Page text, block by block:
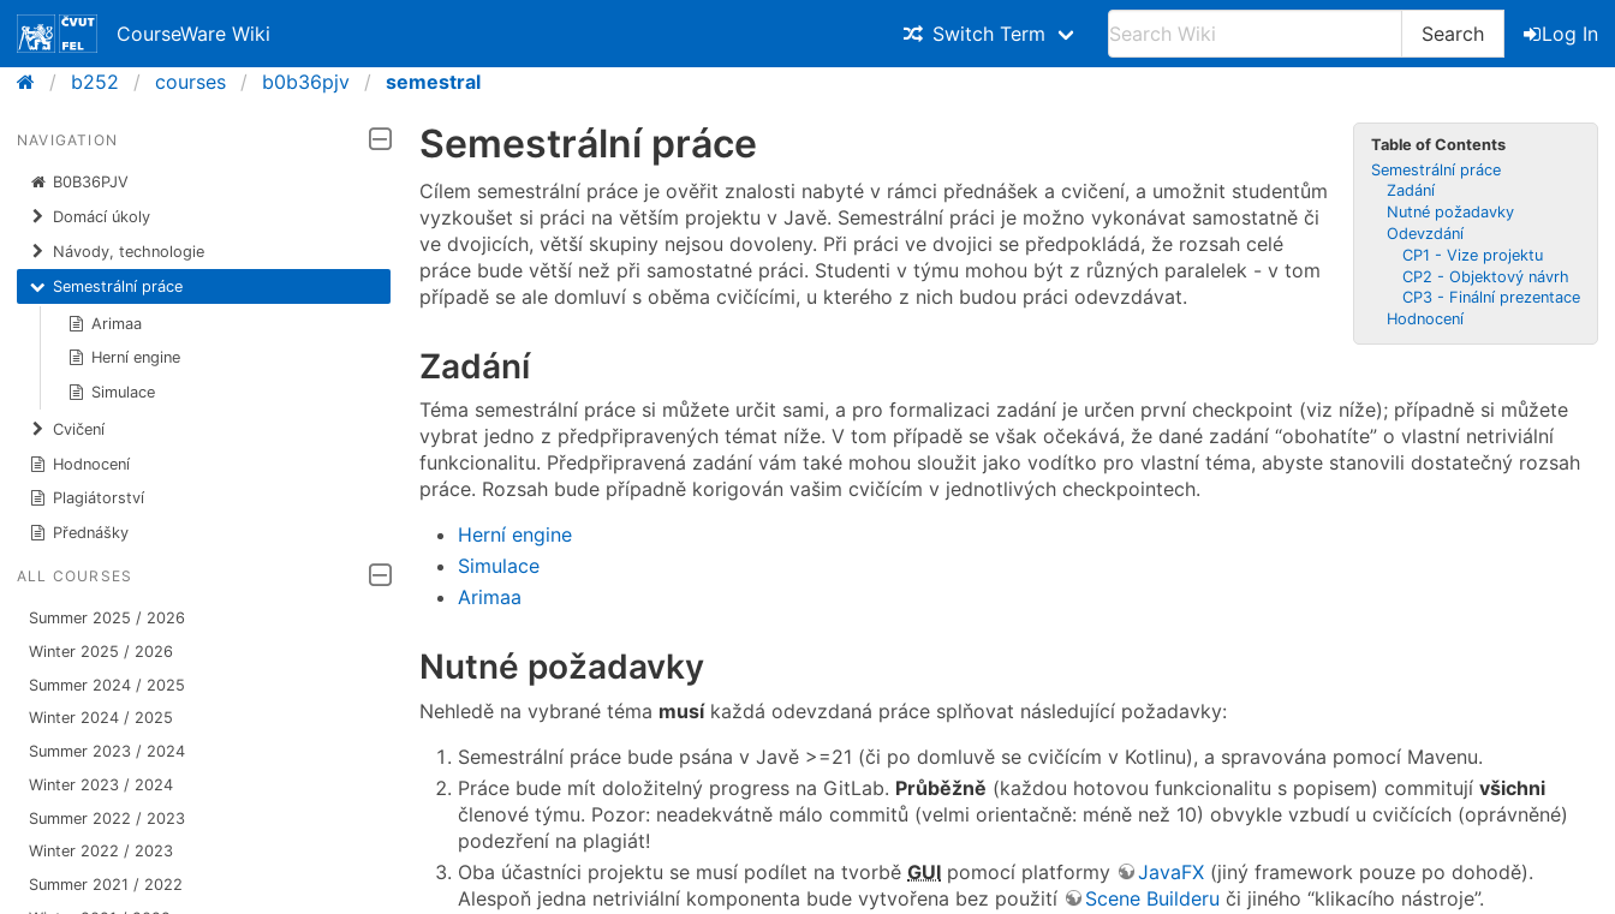
CourseWare Wiki Switch Term Search
Log In
b252
courses b0b36pjv semestral
NAVIGATION
B0B36PJV
Domácí úkoly
Návody, technologie
Semestrální práce
Arimaa
Herní engine
Simulace
Cvičení
Hodnocení
Plagiátorství
Přednášky
ALL COURSES
Summer 2025 / 2026
Winter 2025 / 2026
Summer 2024 / 2025
Winter 2024 / 2025
Summer 2023 / 2024
Winter 2023 / 2024
Summer 2022 / 2023
Winter 2022 / 2023
Summer 2021 / 2022
Table of Contents
Semestrální práce
Zadání
Nutné požadavky
Odevzdání
CP1 - Vize projektu
CP2 - Objektový návrh
CP3 - Finální prezentace
Hodnocení
Semestrální práce
Cílem semestrální práce je ověřit znalosti nabyté v rámci přednášek a cvičení, a umožnit studentům
vyzkoušet si práci na větším projektu v Javě. Semestrální práci je možno vykonávat samostatně či
ve dvojicích, větší skupiny nejsou dovoleny. Při práci ve dvojici se předpokládá, že rozsah celé
práce bude větší než při samostatné práci. Studenti v týmu mohou být z různých paralelek - v tom
případě se ale domluví s oběma cvičícími, u kterého z nich budou práci odevzdávat.
Zadání
Téma semestrální práce si můžete určit sami, a pro formalizaci zadání je určen první checkpoint (viz níže); případně si můžete
vybrat jedno z předpřipravených témat níže. V tom případě se však očekává, že dané zadání “obohatíte” o vlastní netriviální
funkcionalitu. Předpřipravená zadání vám také mohou sloužit jako vodítko pro vlastní téma, abyste stanovili dostatečný rozsah
práce. Rozsah bude případně korigován vašim cvičícím v jednotlivých checkpointech.
Herní engine
Simulace
Arimaa
Nutné požadavky
Nehledě na vybrané téma musíkaždá odevzdaná práce splňovat následující požadavky:
Semestrální práce bude psána v Javě >=21 (či po domluvě se cvičícím v Kotlinu), a spravována pomocí Mavenu.
Práce bude mít doložitelný progress na GitLab. Průběžně (každou hotovou funkcionalitu s popisem) commitují všichni
členové týmu. Pozor: neadekvátně málo commitů (velmi orientačně: méně než 10) obvykle vzbudí u cvičících (oprávněné)
podezření na plagiát!
Oba účastníci projektu se musí podílet na tvorbě GUI pomocí platformy JavaFX (jiný framework pouze po dohodě).
Alespoň jedna netriviální komponenta bude vytvořena bez použití
Scene Builderu či jiného “klikacího nástroje”.